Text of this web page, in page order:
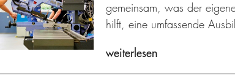
gemeinsam, was der
hilft, eine umfassende
weiterlesen